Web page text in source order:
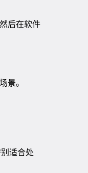
后在软件
景。
适合处